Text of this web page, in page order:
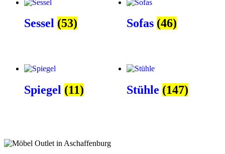
Sessel (53) Sofas (46)
Spiegel (11) Stühle (147)